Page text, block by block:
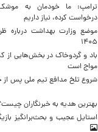
ترامپ: ما خودمان به
درخواست کرده، نیاز داریم
موضع وزارت بهداشت درباره
۱۴۰۵
باد و گردوخاک در بخش‌هایی از
مواج است
شروع تلخ مدافع تیم ملی پس از
بهترین هدیه به خبرنگاران
استایل عجیب و بحث‌برانگیز